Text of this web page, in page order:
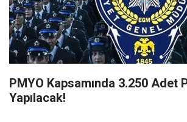
PMYO Kapsamında 3.250 Adet
Yapılacak!